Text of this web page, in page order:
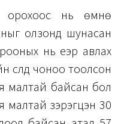
орохоос нь өмнө
олзонд шунасан
нь үеэр авлах
сүүлд чоноо тоолсон
малтай байсан бол
малтай зэрэгцэн 30